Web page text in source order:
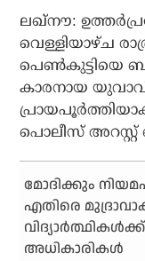
ലഖ്‌നൗ:
വെള്ളിയാഴ്ച
പെൺകുട്ടിയെ
കാരനായ
പൊലീസ്
മോദിക്കും
എതിരെ
അധികാരികൾ